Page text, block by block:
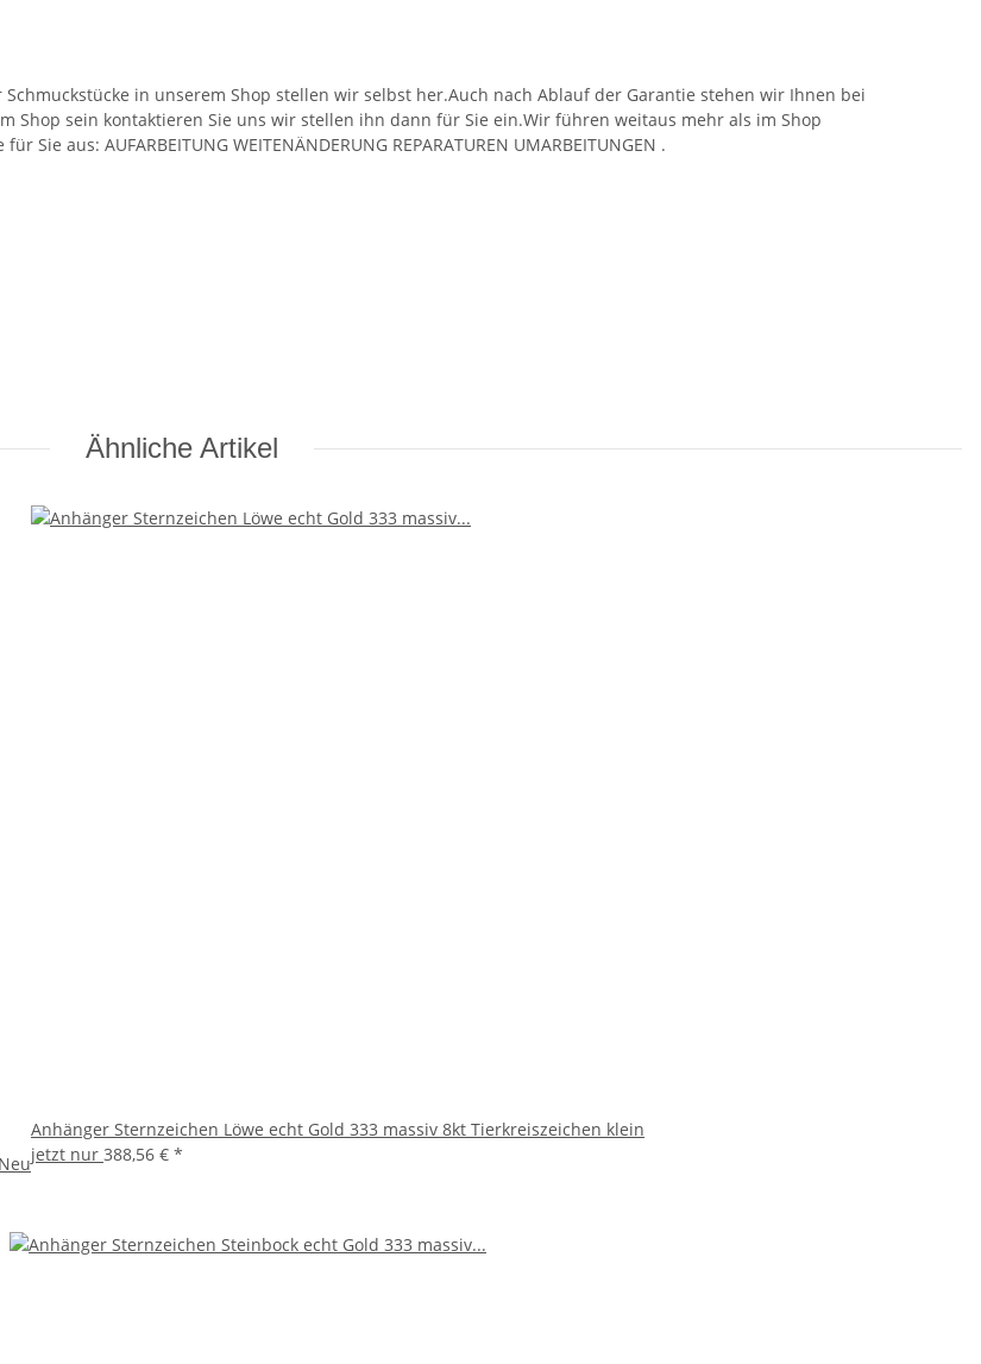
in unserem Shop stellen wir selbst her.Auch nach Ablauf der Garantie stehen wir Ihnen bei
Shop sein kontaktieren Sie uns wir stellen ihn dann für Sie ein.Wir führen weitaus mehr als im Shop
aus: AUFARBEITUNG WEITENÄNDERUNG REPARATUREN UMARBEITUNGEN .
Ähnliche Artikel
Anhänger Sternzeichen Löwe echt Gold 333 massiv 8kt Tierkreiszeichen klein
jetzt nur 388,56 € *